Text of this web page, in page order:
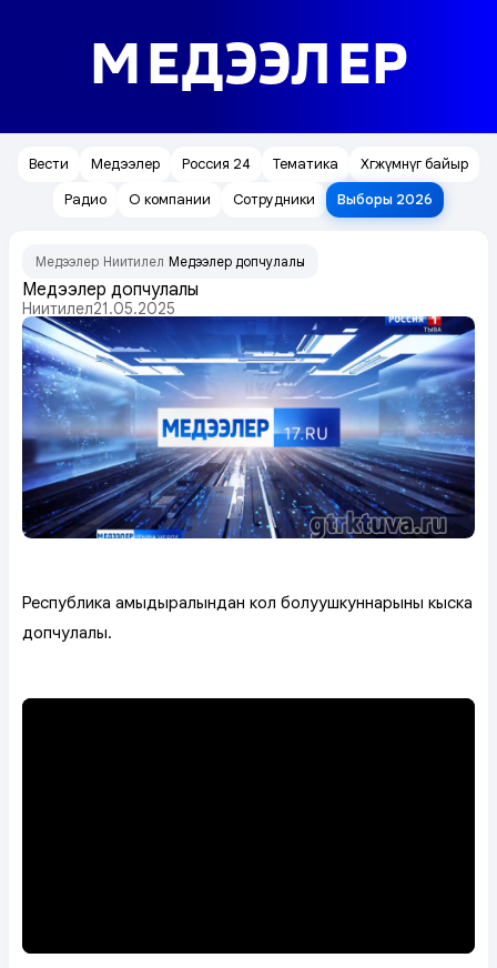
МЕДЭЭЛЕР
Вести Медээлер Россия 24 Тематика
Хөгжүмнүг байыр
Радио
О компании Сотрудники Выборы 2026
Медээлер Ниитилел Медээлер допчулалы
Медээлер допчулалы
Ниитилел21.05.2025
Республика амыдыралындан кол болуушкуннарының кыска
допчулалы.